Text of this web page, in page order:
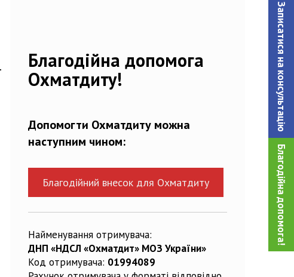
Записатися на консультацiю
Благодійна допомога!
Благодійна допомога
Охматдиту!
Допомогти Охматдиту можна
наступним чином:
Благодійний внесок для Охматдиту
Найменування отримувача:
ДНП «НДСЛ «Охматдит» МОЗ України»
Код отримувача: 01994089